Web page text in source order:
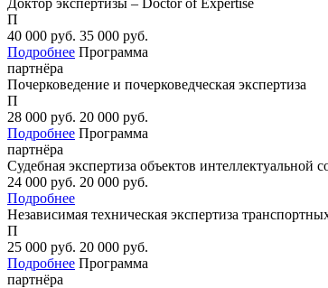
П
40 000 руб. 35 000 руб.
Подробнее Программа
партнёра
Почерковедение и почерковедческая экспертиза
П
28 000 руб. 20 000 руб.
Подробнее Программа
партнёра
Судебная экспертиза объектов интеллектуальной
24 000 руб. 20 000 руб.
Подробнее
Независимая техническая экспертиза
П
25 000 руб. 20 000 руб.
Подробнее Программа
партнёра